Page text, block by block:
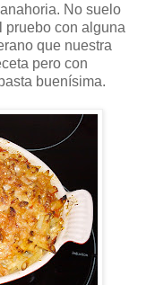
No suelo
pruebo con alguna
que nuestra
pero con
buenísima.